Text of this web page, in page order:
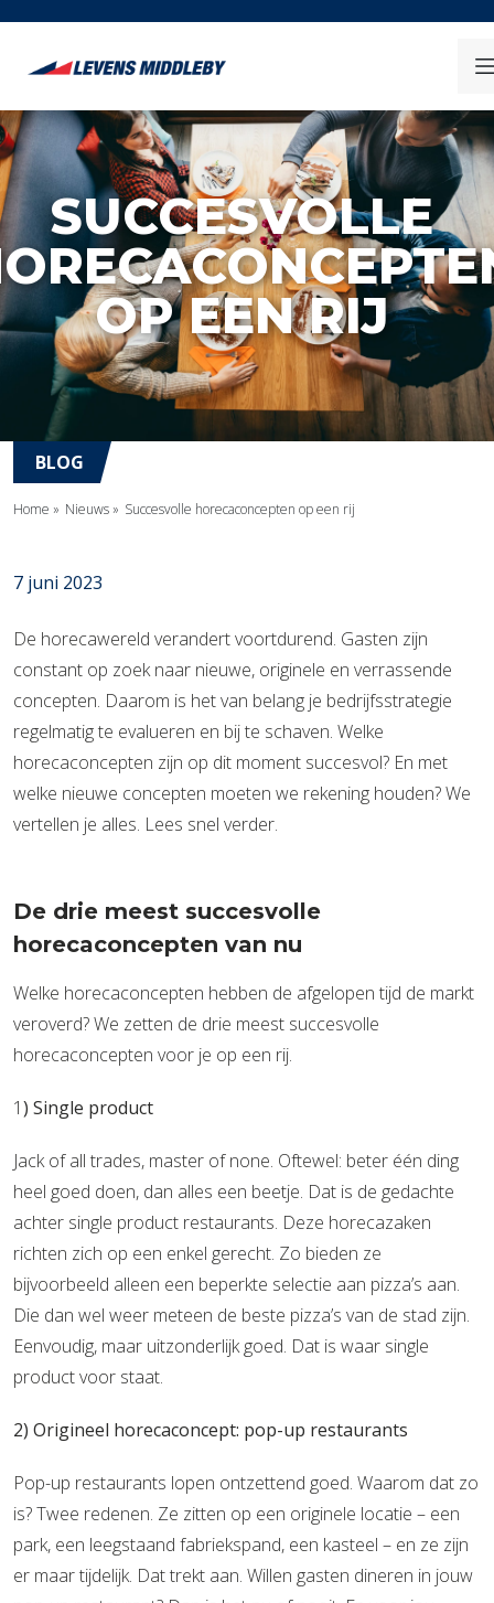
SUCCESVOLLE
OP EEN RIJ
BLOG
Home » Nieuws » Succesvolle horecaconcepten op een rij
7 juni 2023
De horecawereld verandert voortdurend. Gasten zijn
constant op zoek naar nieuwe, originele en verrassende
concepten. Daarom is het van belang je bedrijfsstrategie
regelmatig te evalueren en bij te schaven. Welke
horecaconcepten zijn op dit moment succesvol? En met
welke nieuwe concepten moeten we rekening houden? We
vertellen je alles. Lees snel verder.
De drie meest succesvolle
horecaconcepten van nu
Welke horecaconcepten hebben de afgelopen tijd de markt
veroverd? We zetten de drie meest succesvolle
horecaconcepten voor je op een rij.
1) Single product
Jack of all trades, master of none. Oftewel: beter één ding
heel goed doen, dan alles een beetje. Dat is de gedachte
achter single product restaurants. Deze horecazaken
richten zich op een enkel gerecht. Zo bieden ze
bijvoorbeeld alleen een beperkte selectie aan pizza’s aan.
Die dan wel weer meteen de beste pizza’s van de stad zijn.
Eenvoudig, maar uitzonderlijk goed. Dat is waar single
product voor staat.
2) Origineel horecaconcept: pop-up restaurants
Pop-up restaurants lopen ontzettend goed. Waarom dat zo
is? Twee redenen. Ze zitten op een originele locatie – een
park, een leegstaand fabriekspand, een kasteel – en ze zijn
er maar tijdelijk. Dat trekt aan. Willen gasten dineren in jouw